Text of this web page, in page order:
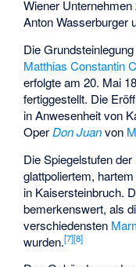
Wiener Unternehmen
Anton Wasserburger
Die
Matthias Constantin
erfolgte am 20. Mai
fertiggestellt. Die
in Anwesenheit von
OperDon Juanvon
Die Spiegelstufen
glattpoliertem,
in Kaisersteinbruch.
bemerkenswert, als
verschiedensten
wurden.[7][8]